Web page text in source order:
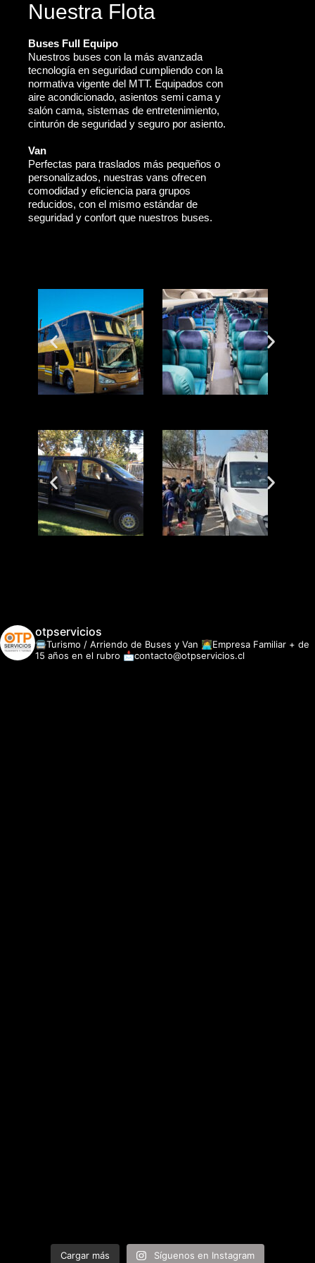
Nuestra Flota
Buses Full Equipo
Nuestros buses con la más avanzada
tecnología en seguridad cumpliendo con la
normativa vigente del MTT. Equipados con
aire acondicionado, asientos semi cama y
salón cama, sistemas de entretenimiento,
cinturón de seguridad y seguro por asiento.
Van
Perfectas para traslados más pequeños o
personalizados, nuestras vans ofrecen
comodidad y eficiencia para grupos
reducidos, con el mismo estándar de
seguridad y confort que nuestros buses.
otpservicios
🚍Turismo / Arriendo de Buses y Van 👩‍💻Empresa Familiar + de
15 años en el rubro 📩contacto@otpservicios.cl
Cargar más Síguenos en Instagram